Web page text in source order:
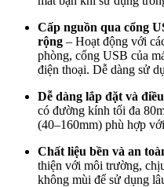
Cấp nguồn qua cổng
rộng – Hoạt động với
phòng, cổng USB của
điện thoại. Dễ dàng sử
Dễ dàng lắp đặt và
có đường kính tối đa
(40–160mm) phù hợp
Chất liệu bền và an
thiện với môi trường,
không mùi để sử dụng